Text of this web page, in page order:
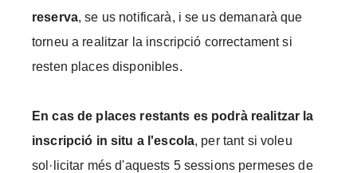
reserva, se us notificarà, i se us demanarà que
torneu a realitzar la inscripció correctament si
resten places disponibles.
En cas de places restants es podrà realitzar la
inscripció in situ a l'escola, per tant si voleu
sol·licitar més d'aquests 5 sessions permeses de